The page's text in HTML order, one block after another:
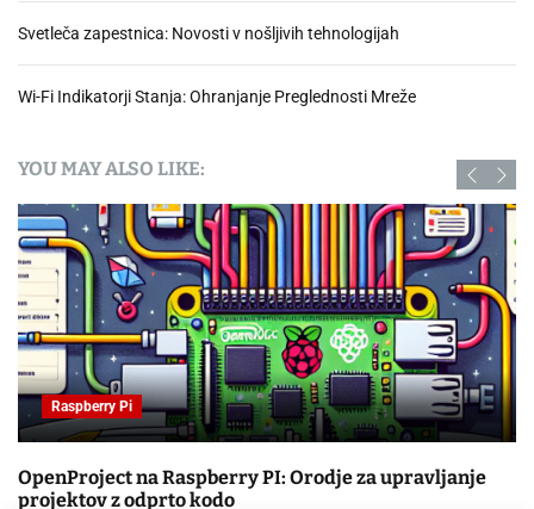
Svetleča zapestnica: Novosti v nošljivih tehnologijah
Wi-Fi Indikatorji Stanja: Ohranjanje Preglednosti Mreže
YOU MAY ALSO LIKE:
Raspberry Pi
OpenProject na Raspberry PI: Orodje za upravljanje
projektov z odprto kodo